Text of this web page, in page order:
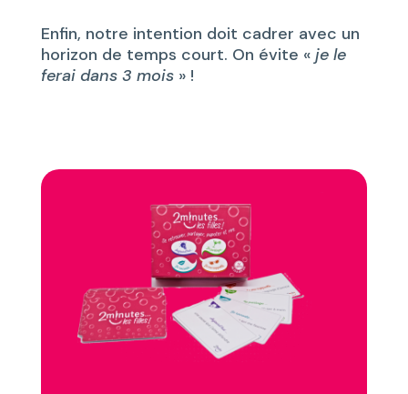
Enfin, notre intention doit cadrer avec un
horizon de temps court. On évite « je le
ferai dans 3 mois» !